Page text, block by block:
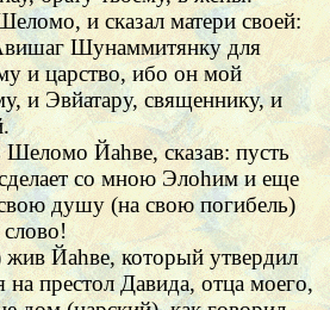
и сказал матери своей:
Шунаммитянку для
и царство, ибо он мой
и Эвйатару, священнику, и
Йаhве, сказав: пусть
со мною Элоhим и еще
душу (на свою погибель)
Йаhве, который утвердил
престол Давида, отца моего,